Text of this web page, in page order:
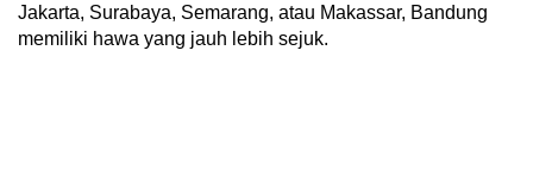
Jakarta, Surabaya, Semarang, atau Makassar, Bandung
memiliki hawa yang jauh lebih sejuk.